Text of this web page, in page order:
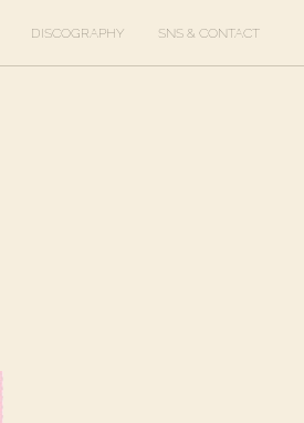
DISCOGRAPHY SNS & CONTACT